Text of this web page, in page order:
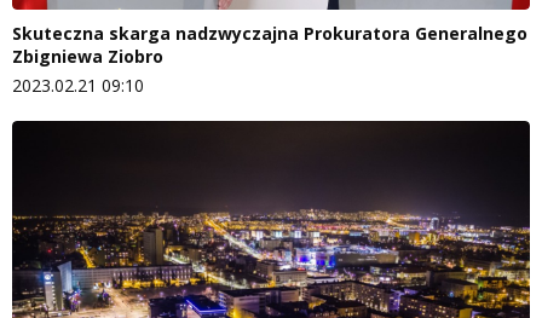
Skuteczna skarga nadzwyczajna Prokuratora Generalnego
Zbigniewa Ziobro
2023.02.21 09:10